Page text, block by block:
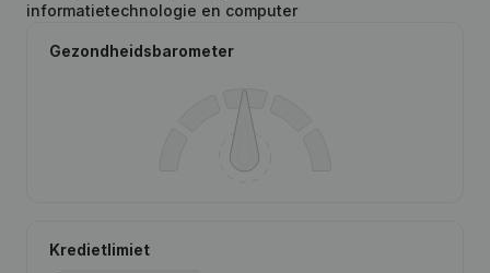
informatietechnologie en computer
Gezondheidsbarometer
Kredietlimiet